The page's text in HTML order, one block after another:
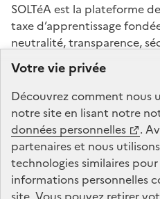
Votre vie privée
Découvrez comment nous
notre site en lisant notre
données personnelles
.
partenaires et nous
technologies similaires
informations personnelles
SOLTéA est la plateforme
taxe d’apprentissage
neutralité, transparence,
service mandaté par les
l’éducation et de
des Dépôts gère la
de la taxe d’apprentissage
maintenance, traitements
technique.
legifrance.gouv.fr